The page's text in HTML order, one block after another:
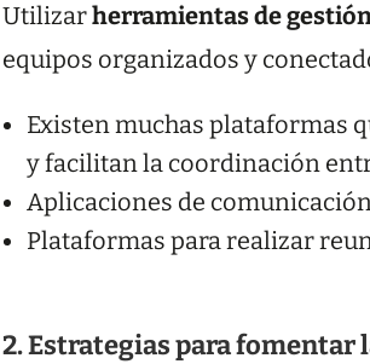
Utilizarherramientas de
equipos organizados y
Existen muchas plataformas
y facilitan la coordinación
Aplicaciones de
Plataformas para realizar
2. Estrategias para